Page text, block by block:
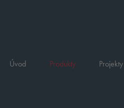
Úvod Produkty